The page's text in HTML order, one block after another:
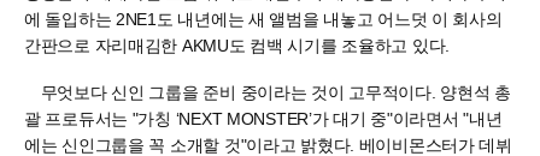
에 돌입하는 2NE1도 내년에는 새 앨범을 내놓고 어느덧 이 회사의
간판으로 자리매김한 AKMU도 컴백 시기를 조율하고 있다.
무엇보다 신인 그룹을 준비 중이라는 것이 고무적이다. 양현석 총
괄 프로듀서는 "가칭 ‘NEXT MONSTER’가 대기 중"이라면서 "내년
에는 신인그룹을 꼭 소개할 것"이라고 밝혔다. 베이비몬스터가 데뷔